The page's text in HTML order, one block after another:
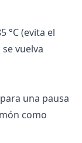
°C (evita el
vuelva
una pausa
como